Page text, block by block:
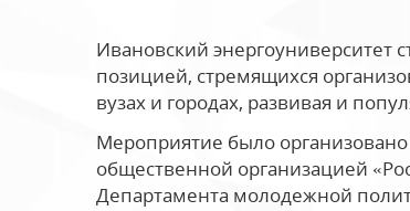
Ивановский энергоуниверситет
позицией, стремящихся
вузах и городах, развивая и
Мероприятие было
общественной организацией
Департамента молодежной